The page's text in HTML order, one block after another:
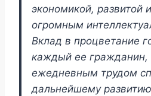
экономикой, развитой
огромным
Вклад в процветание
каждый ее гражданин,
ежедневным трудом
дальнейшему